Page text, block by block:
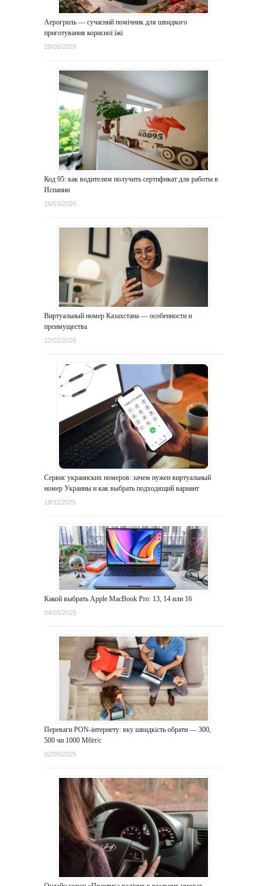
Аерогриль — сучасний помічник для швидкого
приготування корисної їжі
28/05/2026
Код 95: как водителям получить сертификат для работы в
Испании
26/03/2026
Виртуальный номер Казахстана — особенности и
преимущества
12/02/2026
Сервис украинских номеров: зачем нужен виртуальный
номер Украины и как выбрать подходящий вариант
18/11/2025
Какой выбрать Apple MacBook Pro: 13, 14 или 16
04/05/2025
Переваги PON-інтернету: яку швидкість обрати — 300,
500 чи 1000 Мбіт/с
02/05/2025